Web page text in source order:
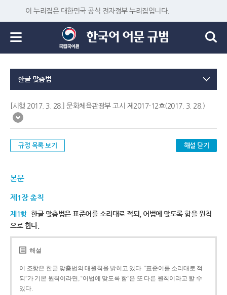
이 누리집은 대한민국 공식 전자정부 누리집입니다.
한글 맞춤법
[시행 2017. 3. 28.] 문화체육관광부 고시 제2017-12호(2017. 3. 28.)
규정 목록 보기 해설 닫기
본문
제1장 총칙
제1항 한글 맞춤법은 표준어를 소리대로 적되, 어법에 맞도록 함을 원칙
으로 한다.
해설
이 조항은 한글 맞춤법의 대원칙을 밝히고 있다. “표준어를 소리대로 적
되”가 기본 원칙이라면, “어법에 맞도록 함”은 또 다른 원칙이라고 할 수
있다.